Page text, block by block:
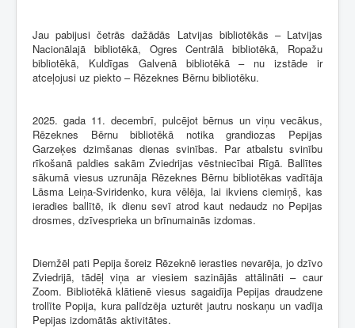
Jau pabijusi četrās dažādās Latvijas bibliotēkās – Latvijas
Nacionālajā bibliotēkā, Ogres Centrālā bibliotēkā, Ropažu
bibliotēkā, Kuldīgas Galvenā bibliotēkā – nu izstāde ir
atceļojusi uz piekto – Rēzeknes Bērnu bibliotēku.
2025. gada 11. decembrī, pulcējot bērnus un viņu vecākus,
Rēzeknes Bērnu bibliotēkā notika grandiozas Pepijas
Garzeķes dzimšanas dienas svinības. Par atbalstu svinību
rīkošanā paldies sakām Zviedrijas vēstniecībai Rīgā. Ballītes
sākumā viesus uzrunāja Rēzeknes Bērnu bibliotēkas vadītāja
Lāsma Leiņa-Sviridenko, kura vēlēja, lai ikviens ciemiņš, kas
ieradies ballītē, ik dienu sevī atrod kaut nedaudz no Pepijas
drosmes, dzīvesprieka un brīnumainās izdomas.
Diemžēl pati Pepija šoreiz Rēzeknē ierasties nevarēja, jo dzīvo
Zviedrijā, tādēļ viņa ar viesiem sazinājās attālināti – caur
Zoom. Bibliotēkā klātienē viesus sagaidīja Pepijas draudzene
trollīte Popija, kura palīdzēja uzturēt jautru noskaņu un vadīja
Pepijas izdomātās aktivitātes.